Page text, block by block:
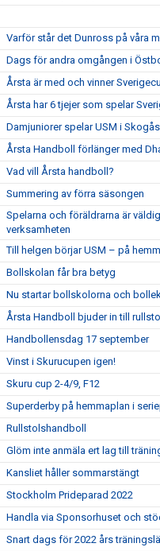
Varför står det Dunross på våra
Dags för andra omgången i
Årsta är med och vinner
Årsta har 6 tjejer som spelar
Damjuniorer spelar USM i
Årsta Handboll förlänger med
Vad vill Årsta handboll?
Summering av förra säsongen
Spelarna och föräldrarna är
verksamheten
Till helgen börjar USM – på
Bollskolan får bra betyg
Nu startar bollskolorna och
Årsta Handboll bjuder in till
Handbollensdag 17 september
Vinst i Skurucupen igen!
Skuru cup 2-4/9, F12
Superderby på hemmaplan i
Rullstolshandboll
Glöm inte anmäla ert lag till
Kansliet håller sommarstängt
Stockholm Prideparad 2022
Handla via Sponsorhuset och
Snart dags för 2022 års